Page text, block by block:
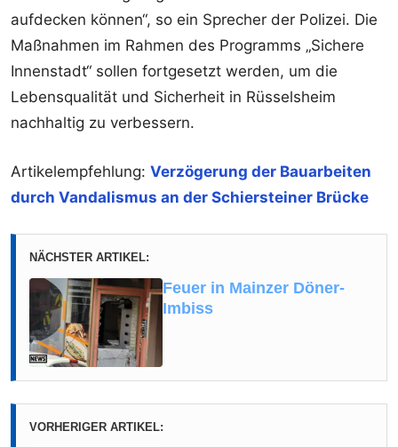
aufdecken können“, so ein Sprecher der Polizei. Die
Maßnahmen im Rahmen des Programms „Sichere
Innenstadt“ sollen fortgesetzt werden, um die
Lebensqualität und Sicherheit in Rüsselsheim
nachhaltig zu verbessern.
Artikelempfehlung: Verzögerung der Bauarbeiten
durch Vandalismus an der Schiersteiner Brücke
NÄCHSTER ARTIKEL:
Feuer in Mainzer Döner-
Imbiss
VORHERIGER ARTIKEL: